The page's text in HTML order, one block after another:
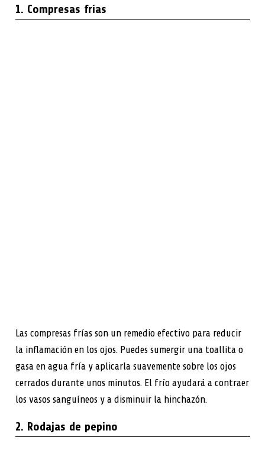
1. Compresas frías
Las compresas frías son un remedio efectivo para reducir
la inflamación en los ojos. Puedes sumergir una toallita o
gasa en agua fría y aplicarla suavemente sobre los ojos
cerrados durante unos minutos. El frío ayudará a contraer
los vasos sanguíneos y a disminuir la hinchazón.
2. Rodajas de pepino